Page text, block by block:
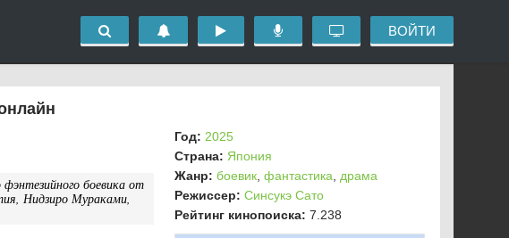
ВОЙТИ
фэнтезийного боевика от
Нидзиро Мураками,
Год: 2025
Страна: Япония
Жанр: боевик, фантастика
драма
Режиссер: Синсукэ Сато
Рейтинг кинопоиска: 7.238